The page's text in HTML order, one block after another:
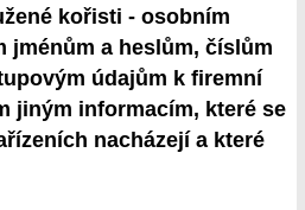
kořisti - osobním
jménům a heslům, číslům
údajům k firemní
jiným informacím, které se
nacházejí a které